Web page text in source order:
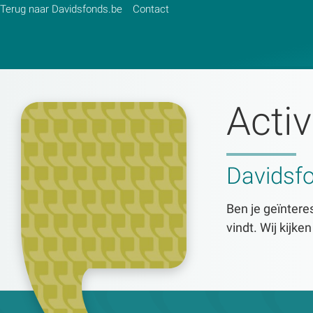
Terug naar Davidsfonds.be Contact
Ben je
vindt. Wij
Zoek:
Zoeken